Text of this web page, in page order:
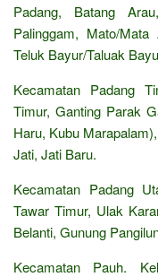
Padang, Batang
Palinggam, Mato/
Teluk Bayur/Taluak
Kecamatan Padang
Timur, Ganting Parak
Haru, Kubu
Jati, Jati Baru.
Kecamatan Padang
Tawar Timur, Ulak
Belanti, Gunung
Kecamatan Pauh.